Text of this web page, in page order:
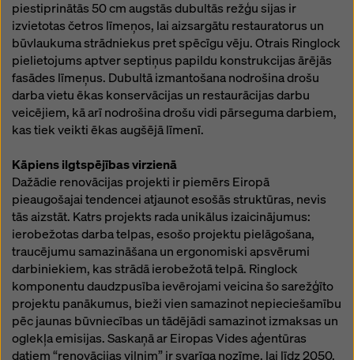
piestiprinātās 50 cm augstās dubultās režģu sijas ir
izvietotas četros līmeņos, lai aizsargātu restauratorus un
būvlaukuma strādniekus pret spēcīgu vēju. Otrais Ringlock
pielietojums aptver septiņus papildu konstrukcijas ārējās
fasādes līmeņus. Dubultā izmantošana nodrošina drošu
darba vietu ēkas konservācijas un restaurācijas darbu
veicējiem, kā arī nodrošina drošu vidi pārseguma darbiem,
kas tiek veikti ēkas augšējā līmenī.
Kāpiens ilgtspējības virzienā
Dažādie renovācijas projekti ir piemērs Eiropā
pieaugošajai tendencei atjaunot esošās struktūras, nevis
tās aizstāt. Katrs projekts rada unikālus izaicinājumus:
ierobežotas darba telpas, esošo projektu pielāgošana,
traucējumu samazināšana un ergonomiski apsvērumi
darbiniekiem, kas strādā ierobežotā telpā. Ringlock
komponentu daudzpusība ievērojami veicina šo sarežģīto
projektu panākumus, bieži vien samazinot nepieciešamību
pēc jaunas būvniecības un tādējādi samazinot izmaksas un
oglekļa emisijas. Saskaņā ar Eiropas Vides aģentūras
datiem “renovācijas vilnim” ir svarīga nozīme, lai līdz 2050.